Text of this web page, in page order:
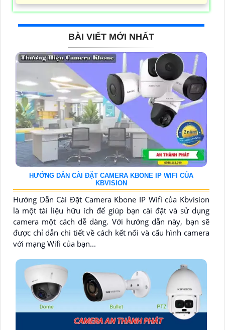
BÀI VIẾT MỚI NHẤT
HƯỚNG DẪN CÀI ĐẶT CAMERA KBONE IP WIFI CỦA
KBVISION
Hướng Dẫn Cài Đặt Camera Kbone IP Wifi của Kbvision
là một tài liệu hữu ích để giúp bạn cài đặt và sử dụng
camera một cách dễ dàng. Với hướng dẫn này, bạn sẽ
được chỉ dẫn chi tiết về cách kết nối và cấu hình camera
với mạng Wifi của bạn...